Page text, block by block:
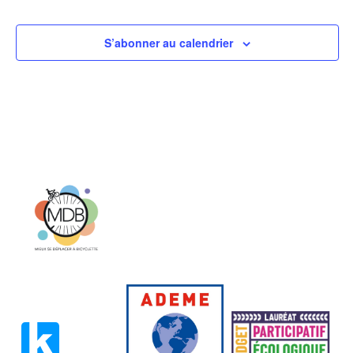
S’abonner au calendrier